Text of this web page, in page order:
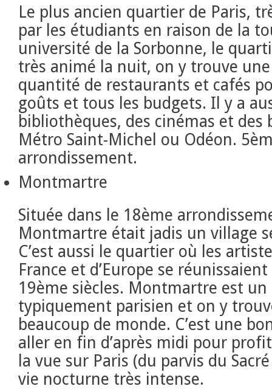
Le plus ancien quartier de Paris,
par les étudiants en raison de la
université de la Sorbonne, le
très animé la nuit, on y trouve
quantité de restaurants et cafés
goûts et tous les budgets. Il y a
bibliothèques, des cinémas et des
Métro Saint-Michel ou Odéon.
arrondissement.
Montmartre
Située dans le 18ème
Montmartre était jadis un village
C’est aussi le quartier où les
France et d’Europe se
19ème siècles. Montmartre est
typiquement parisien et on y
beaucoup de monde. C’est une
aller en fin d’après midi pour
la vue sur Paris (du parvis du
vie nocturne très intense.